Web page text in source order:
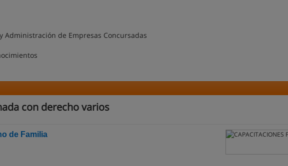
Administración de Empresas Concursadas
con derecho varios
de Familia